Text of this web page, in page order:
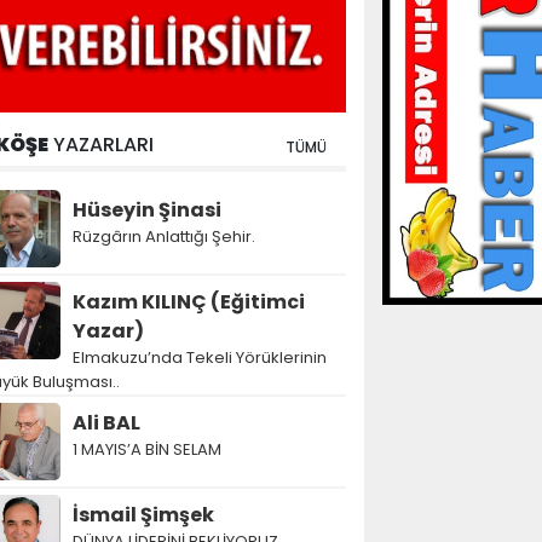
YAZARLARI TÜMÜ
Hüseyin Şinasi
Rüzgârın Anlattığı Şehir.
Kazım KILINÇ (Eğitimci
Yazar)
Elmakuzu’nda Tekeli Yörüklerinin
Buluşması..
Ali BAL
1 MAYIS’A BİN SELAM
İsmail Şimşek